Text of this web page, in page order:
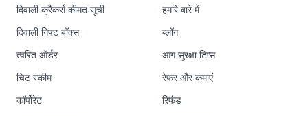
दिवाली क्रैकर्स कीमत सूची
दिवाली गिफ्ट बॉक्स
त्वरित ऑर्डर
चिट स्कीम
कॉर्पोरेट
हमारे बारे में
ब्लॉग
आग सुरक्षा टिप्स
रेफर और कमाएं
रिफंड